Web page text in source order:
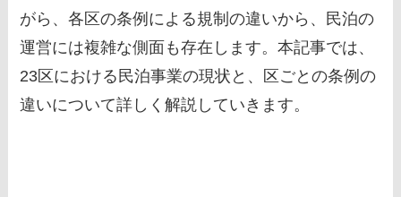
がら、各区の条例による規制の違いから、民泊の
運営には複雑な側面も存在します。本記事では、
23区における民泊事業の現状と、区ごとの条例の
違いについて詳しく解説していきます。